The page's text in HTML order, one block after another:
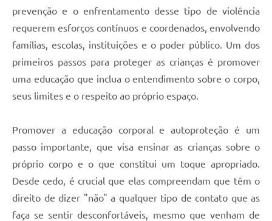
prevenção e o enfrentamento desse tipo de violência
requerem esforços contínuos e coordenados, envolvendo
famílias, escolas, instituições e o poder público. Um dos
primeiros passos para proteger as crianças é promover
uma educação que inclua o entendimento sobre o corpo,
seus limites e o respeito ao próprio espaço.
Promover a educação corporal e autoproteção é um
passo importante, que visa ensinar as crianças sobre o
próprio corpo e o que constitui um toque apropriado.
Desde cedo, é crucial que elas compreendam que têm o
direito de dizer "não" a qualquer tipo de contato que as
faça se sentir desconfortáveis, mesmo que venham de